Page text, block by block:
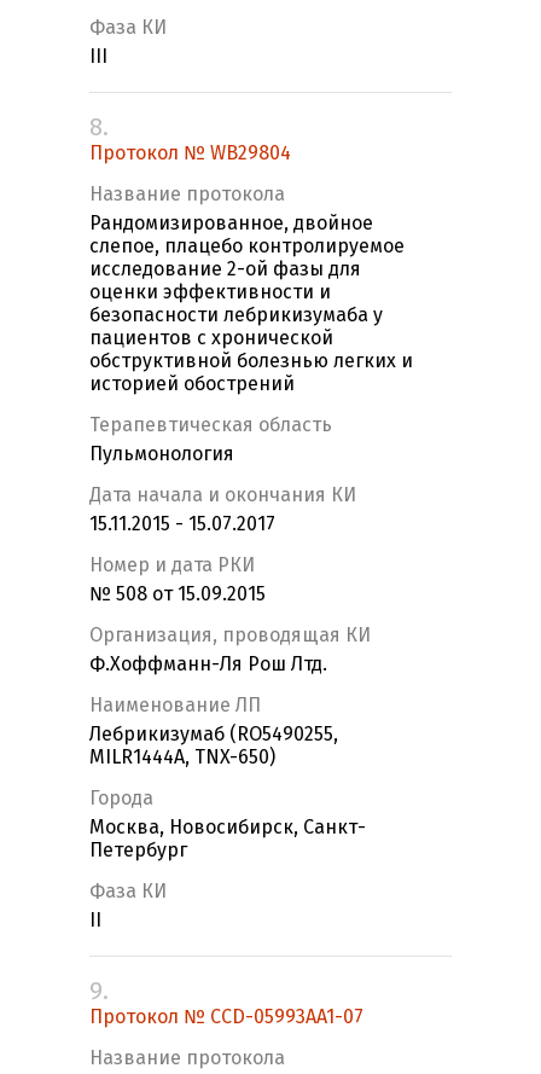
Фаза КИ
8.
Протокол № WB29804
Название протокола
Рандомизированное, двойное
слепое, плацебо контролируемое
исследование 2-ой фазы для
оценки эффективности и
безопасности лебрикизумаба у
пациентов с хронической
обструктивной болезнью легких и
историей обострений
Терапевтическая область
Пульмонология
Дата начала и окончания КИ
15.11.2015 - 15.07.2017
Номер и дата РКИ
№ 508 от 15.09.2015
Организация, проводящая КИ
Ф.Хоффманн-Ля Рош Лтд.
Наименование ЛП
Лебрикизумаб (RO5490255,
MILR1444A, TNX-650)
Города
Москва, Новосибирск, Санкт-
Петербург
Фаза КИ
9.
Протокол № CCD-05993AA1-07
Название протокола